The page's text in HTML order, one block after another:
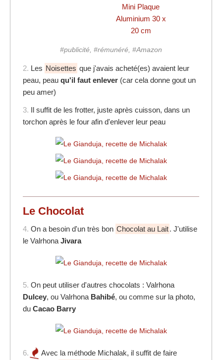
Mini Plaque
Aluminium 30 x
20 cm
#publicité, #rémunéré, #Amazon
2. Les Noisettes que j'avais acheté(es) avaient leur
peau, peau qu'il faut enlever (car cela donne gout un
peu amer)
3. Il suffit de les frotter, juste après cuisson, dans un
torchon après le four afin d'enlever leur peau
Le Chocolat
4. On a besoin d'un très bon Chocolat au Lait. J'utilise
le ValrhonaJivara
5. On peut utiliser d'autres chocolats : Valrhona
Dulcey, ou Valrhona Bahibé, ou comme sur la photo,
du Cacao Barry
6.
Avec la méthode Michalak, il suffit de faire